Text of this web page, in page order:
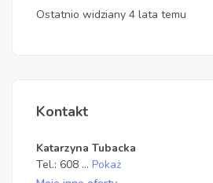
Ostatnio widziany 4 lata temu
Kontakt
Katarzyna Tubacka
Tel.: 608 ... Pokaż